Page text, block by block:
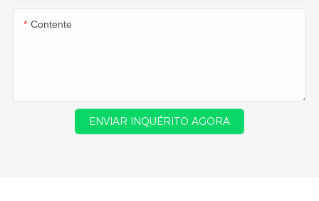
Contente
ENVIAR INQUÉRITO AGORA